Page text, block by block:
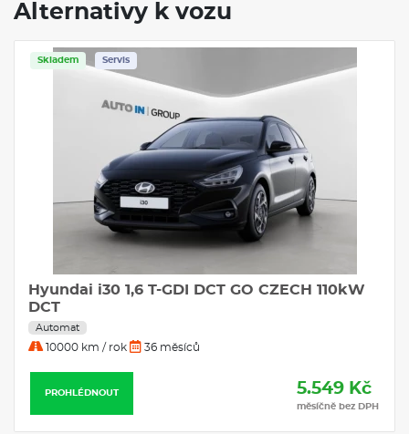
Alternativy k vozu
Skladem Servis
Hyundai i30 1,6 T-GDI DCT GO CZECH 110kW
DCT
Automat
10000 km / rok 36 měsíců
PROHLÉDNOUT 5.549 Kč
měsíčně bez DPH